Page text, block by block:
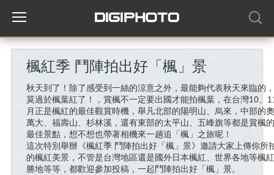
楓紅季 鬥陣拍出好「楓」景
秋天到了！除了感受到一絲的涼意之外，最能夠代表秋天來臨的
莫過於楓葉紅了！，賞楓不一定要出國才能拍楓葉，在台灣10、
月正是楓紅的最佳觀賞時機，舉凡北部的陽明山、烏來，中部的
萬大、福壽山、杉林溪，還有東部的太平山、五峰旗等都是賞楓
最佳景點，想不想也帶著相機來一趟追「楓」之旅呢！
這次特別舉辦《楓紅季 鬥陣拍出好「楓」景》邀請大家上傳你所
的楓紅美景，不管是台灣地區還是國外日本楓紅、世界各地等楓
勝地等等，都歡迎參加投稿，一起鬥陣拍出好「楓」景。